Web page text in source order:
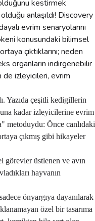
Yazıda çeşitli kedigillerin
kadar izleyicilerine evrim
metoduydu: Önce canlıdaki
çıkmış gibi hikayeler
görevler üstlenen ve avın
hayvanın
önyargıya dayanılarak
özel bir tasarıma